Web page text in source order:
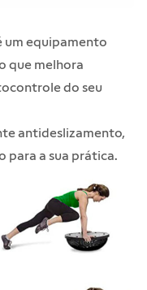
um equipamento
que melhora
do seu
antideslizamento,
para a sua prática.